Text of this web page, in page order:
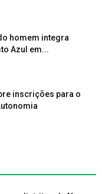
homem integra
Azul em...
inscrições para o